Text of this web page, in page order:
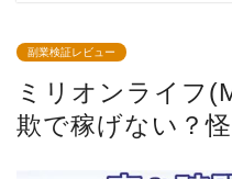
副業検証レビュー
ミリオンライフ
欺で稼げない？